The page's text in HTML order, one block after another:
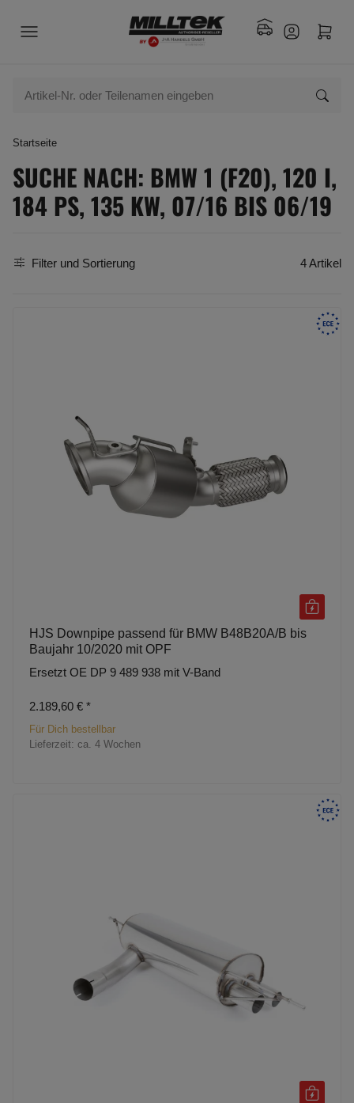
Startseite
SUCHE NACH: BMW 1 (F20), 120 I,
184 PS, 135 KW, 07/16 BIS 06/19
Filter und Sortierung 4 Artikel
HJS Downpipe passend für BMW B48B20A/B bis
Baujahr 10/2020 mit OPF
Ersetzt OE DP 9 489 938 mit V-Band
2.189,60 € *
Für Dich bestellbar
Lieferzeit: ca. 4 Wochen